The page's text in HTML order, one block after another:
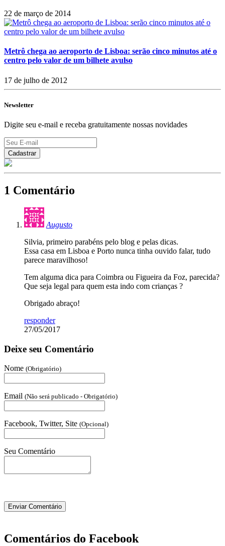
22 de março de 2014
Metrô chega ao aeroporto de Lisboa: serão cinco minutos até o
centro pelo valor de um bilhete avulso
17 de julho de 2012
Newsletter
Digite seu e-mail e receba gratuitamente nossas novidades
1 Comentário
Augusto
Silvia, primeiro parabéns pelo blog e pelas dicas.
Essa casa em Lisboa e Porto nunca tinha ouvido falar, tudo
parece maravilhoso!
Tem alguma dica para Coimbra ou Figueira da Foz, parecida?
Que seja legal para quem esta indo com crianças ?
Obrigado abraço!
responder
27/05/2017
Deixe seu Comentário
Nome (Obrigatório)
Email (Não será publicado - Obrigatório)
Facebook, Twitter, Site (Opcional)
Seu Comentário
Comentários do Facebook